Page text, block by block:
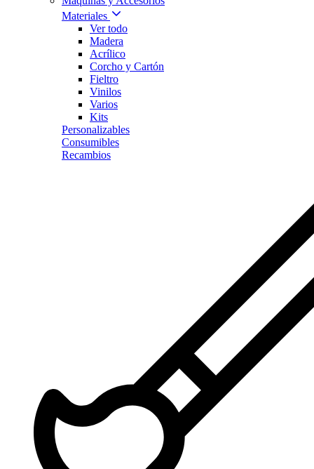
Materiales
Ver todo
Madera
Acrílico
Corcho y Cartón
Fieltro
Vinilos
Varios
Kits
Personalizables
Consumibles
Recambios